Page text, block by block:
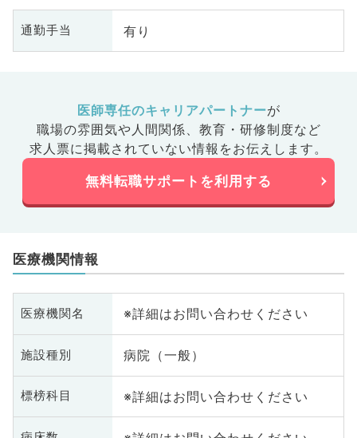
通勤手当 有り
医師専任のキャリアパートナーが
職場の雰囲気や人間関係、 教育・研修制度など
求人票に掲載されていない情報をお伝えします。
無料転職サポートを利用する
医療機関情報
医療機関名 ※詳細はお問い合わせください
施設種別 病院（一般）
標榜科目 ※詳細はお問い合わせください